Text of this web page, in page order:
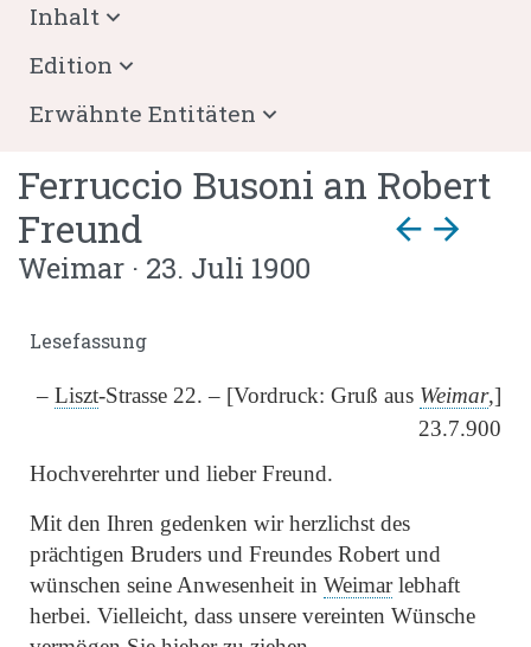
Ferruccio Busoni an Robert
Freund
arrow_back arrow_forward
Weimar · 23. Juli 1900
Lesefassung
– Liszt-Strasse 22. – [Vordruck: Gruß aus Weimar,]
23.7.900
Hochverehrter und lieber Freund.
Mit den Ihren gedenken wir herzlichst des
prächtigen Bruders und Freundes Robert und
wünschen seine Anwesenheit in Weimarlebhaft
herbei. Vielleicht, dass unsere vereinten Wünsche
Inhalt
Edition
Erwähnte Entitäten